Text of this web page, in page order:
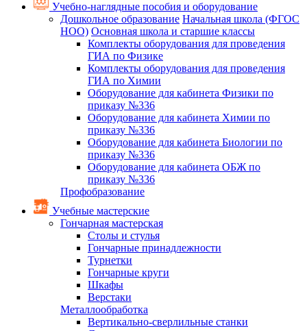
Учебно-наглядные пособия и оборудование
Дошкольное образование Начальная школа (ФГОС
НОО) Основная школа и старшие классы
Комплекты оборудования для проведения
ГИА по Физике
Комплекты оборудования для проведения
ГИА по Химии
Оборудование для кабинета Физики по
приказу №336
Оборудование для кабинета Химии по
приказу №336
Оборудование для кабинета Биологии по
приказу №336
Оборудование для кабинета ОБЖ по
приказу №336
Профобразование
Учебные мастерские
Гончарная мастерская
Столы и стулья
Гончарные принадлежности
Турнетки
Гончарные круги
Шкафы
Верстаки
Металлообработка
Вертикально-сверлильные станки